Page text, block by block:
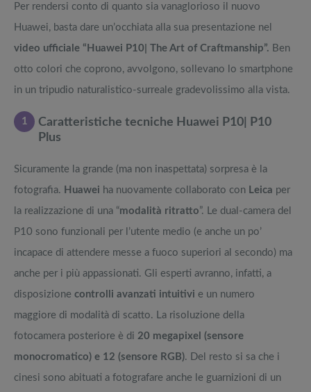
Per rendersi conto di quanto sia vanaglorioso il nuovo
Huawei, basta dare un’occhiata alla sua presentazione nel
video ufficiale “Huawei P10| The Art of Craftmanship”. Ben
otto colori che coprono, avvolgono, sollevano lo smartphone
in un tripudio naturalistico-surreale gradevolissimo alla vista.
1
Caratteristiche tecniche Huawei P10| P10
Plus
Sicuramente la grande (ma non inaspettata) sorpresa è la
fotografia. Huawei ha nuovamente collaborato con Leica per
la realizzazione di una “modalità ritratto”. Le dual-camera del
P10 sono funzionali per l’utente medio (e anche un po’
incapace di attendere messe a fuoco superiori al secondo) ma
anche per i più appassionati. Gli esperti avranno, infatti, a
disposizione controlli avanzati intuitivi e un numero
maggiore di modalità di scatto. La risoluzione della
fotocamera posteriore è di 20 megapixel (sensore
monocromatico) e 12 (sensore RGB). Del resto si sa che i
cinesi sono abituati a fotografare anche le guarnizioni di un